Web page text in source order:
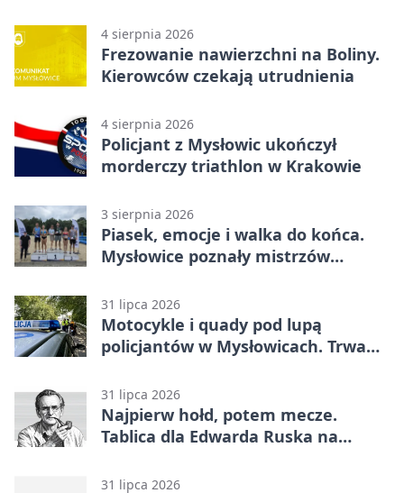
4 sierpnia 2026
Frezowanie nawierzchni na Boliny.
Kierowców czekają utrudnienia
4 sierpnia 2026
Policjant z Mysłowic ukończył
morderczy triathlon w Krakowie
3 sierpnia 2026
Piasek, emocje i walka do końca.
Mysłowice poznały mistrzów
31 lipca 2026
Motocykle i quady pod lupą
policjantów w Mysłowicach. Trwa
31 lipca 2026
Najpierw hołd, potem mecze.
Tablica dla Edwarda Ruska na
31 lipca 2026